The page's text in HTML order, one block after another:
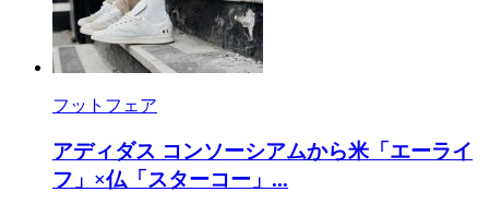
フットフェア
アディダス コンソーシアムから米「エーライ
フ」×仏「スターコー」...